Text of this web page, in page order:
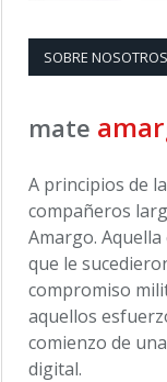
SOBRE NOSOTROS
mate
A principios de
compañeros
Amargo.
que le
compromiso
aquellos
comienzo de
digital.